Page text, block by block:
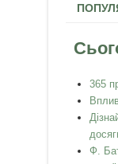
365
Ф.